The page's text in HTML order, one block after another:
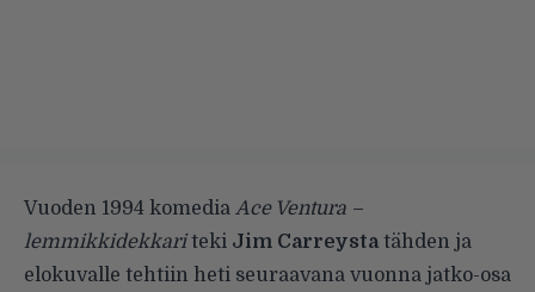
Vuoden 1994 komedia Ace Ventura –
lemmikkidekkariteki Jim Carreystatähden ja
elokuvalle tehtiin heti seuraavana vuonna jatko-osa